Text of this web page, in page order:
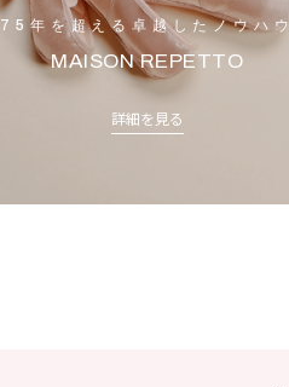
75年を超える卓越したノウハウ
MAISON REPETTO
詳細を見る